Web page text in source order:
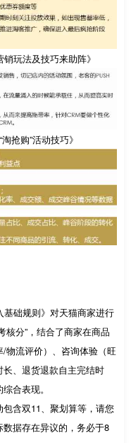
玩法及技巧来助阵》
抢购”活动技巧》
础规则》对天猫商家进行
核分”，结合了商家在商品
物流评价）、咨询体验（旺
、退货退款自主完结时
合表现。
含双11、聚划算等，请您
据存在异议的，务必于8